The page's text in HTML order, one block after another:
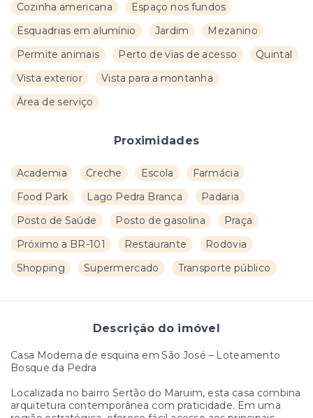
Cozinha americana
Espaço nos fundos
Esquadrias em alumínio
Jardim
Mezanino
Permite animais
Perto de vias de acesso
Quintal
Vista exterior
Vista para a montanha
Área de serviço
Proximidades
Academia Creche Escola
Farmácia
Food Park
Lago Pedra Branca
Padaria
Posto de Saúde
Posto de gasolina
Praça
Próximo a BR-101
Restaurante
Rodovia
Shopping
Supermercado Transporte público
Descrição do imóvel
Casa Moderna de esquina em São José – Loteamento
Bosque da Pedra
Localizada no bairro Sertão do Maruim, esta casa combina
arquitetura contemporânea com praticidade. Em uma